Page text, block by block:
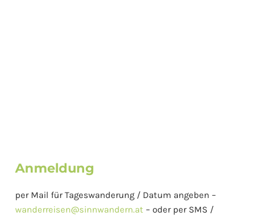
Anmeldung
per Mail für Tageswanderung / Datum angeben –
wanderreisen@sinnwandern.at – oder per SMS /